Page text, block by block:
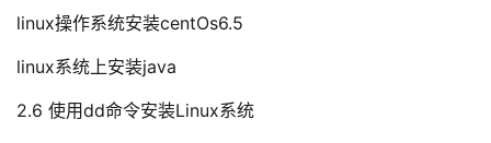
linux操作系统安装centOs6.5
linux系统上安装java
2.6 使用dd命令安装Linux系统